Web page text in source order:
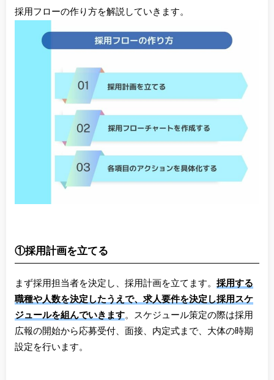
採用フローの作り方を解説していきます。
①採用計画を立てる
まず採用担当者を決定し、採用計画を立てます。 採用する
職種や人数を決定したうえで、求人要件を決定し採用スケ
ジュールを組んでいきます。スケジュール策定の際は採用
広報の開始から応募受付、面接、内定式まで、大体の時期
設定を行います。